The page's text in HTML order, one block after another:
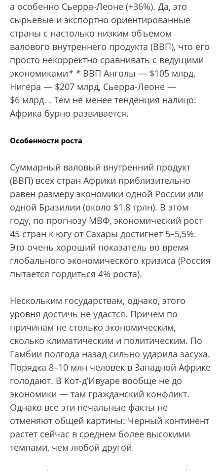
а особенно Сьерра-Леоне (+36%). Да, это
сырьевые и экспортно ориентированные
страны с настолько низким объемом
валового внутреннего продукта (ВВП), что его
просто некорректно сравнивать с ведущими
экономиками* * ВВП Анголы — $105 млрд,
Нигера — $207 млрд, Сьерра-Леоне —
$6 млрд. . Тем не менее тенденция налицо:
Африка бурно развивается.
Особенности роста
Суммарный валовый внутренний продукт
(ВВП) всех стран Африки приблизительно
равен размеру экономики одной России или
одной Бразилии (около $1,8 трлн). В этом
году, по прогнозу МВФ, экономический рост
45 стран к югу от Сахары достигнет 5–5,5%.
Это очень хороший показатель во время
глобального экономического кризиса (Россия
пытается гордиться 4% роста).
Нескольким государствам, однако, этого
уровня достичь не удастся. Причем по
причинам не столько экономическим,
сколько климатическим и политическим. По
Гамбии полгода назад сильно ударила засуха.
Порядка 8–10 млн человек в Западной Африке
голодают. В Кот-д’Ивуаре вообще не до
экономики — там гражданский конфликт.
Однако все эти печальные факты не
отменяют общей картины: Черный континент
растет сейчас в среднем более высокими
темпами, чем любой другой.